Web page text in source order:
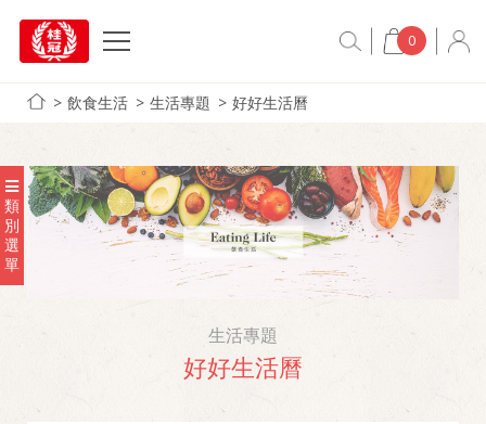
0
飲食生活 生活專題 好好生活曆
類
別
選
單
生活專題
好好生活曆